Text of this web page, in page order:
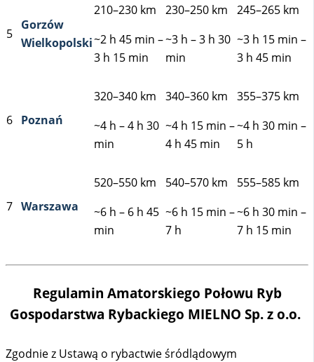
5
Gorzów
Wielkopolski
210–230 km
~2 h 45 min –
3 h 15 min
230–250 km
~3 h – 3 h 30
min
245–265 km
~3 h 15 min –
3 h 45 min
6 Poznań
320–340 km
~4 h – 4 h 30
min
340–360 km
~4 h 15 min –
4 h 45 min
355–375 km
~4 h 30 min –
5 h
7 Warszawa
520–550 km
~6 h – 6 h 45
min
540–570 km
~6 h 15 min –
7 h
555–585 km
~6 h 30 min –
7 h 15 min
Regulamin Amatorskiego Połowu Ryb
Gospodarstwa Rybackiego MIELNO Sp. z o.o.
Zgodnie z Ustawą o rybactwie śródlądowym